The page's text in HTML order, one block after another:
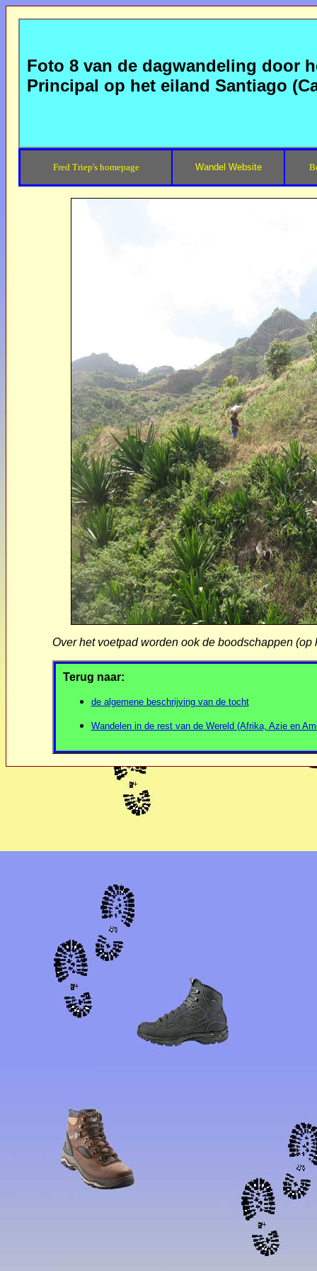
Foto 8 van de dagwandeling door
Principal op het eiland Santiago
Fred Triep's homepage Wandel Website
Over het voetpad worden ook de boodschappen
Terug naar:
de algemene beschrijving van de tocht
Wandelen in de rest van de Wereld (Afrika, Azie en